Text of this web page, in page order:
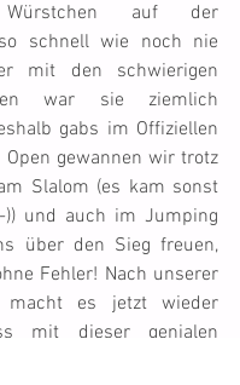
auf der
schnell wie noch nie
mit den schwierigen
war sie ziemlich
gabs im Offiziellen
Open gewannen wir trotz
Slalom (es kam sonst
und auch im Jumping
über den Sieg freuen,
Fehler! Nach unserer
macht es jetzt wieder
mit dieser genialen